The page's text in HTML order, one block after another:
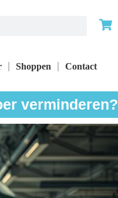
Shoppen Contact
verminderen?